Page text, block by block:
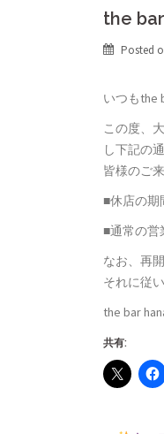
the
Posted
いつもthe
この度、
し下記の
皆様のご
■休店の
■通常の
なお、再
それに従
the bar
共有: